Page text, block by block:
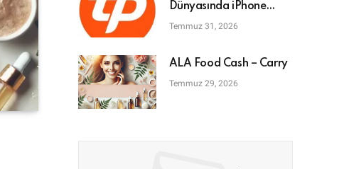
Dünyasında iPhone
Tamiri: En Doğru Adres
Temmuz 31, 2026
ALA Food Cash – Carry
Temmuz 29, 2026